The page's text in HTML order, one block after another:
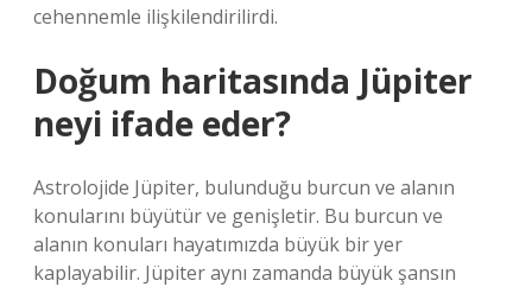
cehennemle ilişkilendirilirdi.
Doğum haritasında Jüpiter
neyi ifade eder?
Astrolojide Jüpiter, bulunduğu burcun ve alanın
konularını büyütür ve genişletir. Bu burcun ve
alanın konuları hayatımızda büyük bir yer
kaplayabilir. Jüpiter aynı zamanda büyük şansın